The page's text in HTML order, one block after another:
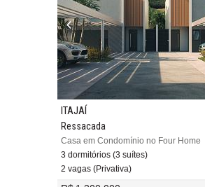
ITAJAÍ
Ressacada
Casa em Condomínio no Four Home
3 dormitórios (3 suítes)
2 vagas (Privativa)